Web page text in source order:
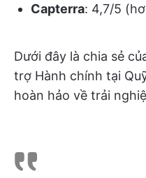
Capterra: 4,7/5
Dưới đây là chia sẻ
trợ Hành chính tại
hoàn hảo về trải